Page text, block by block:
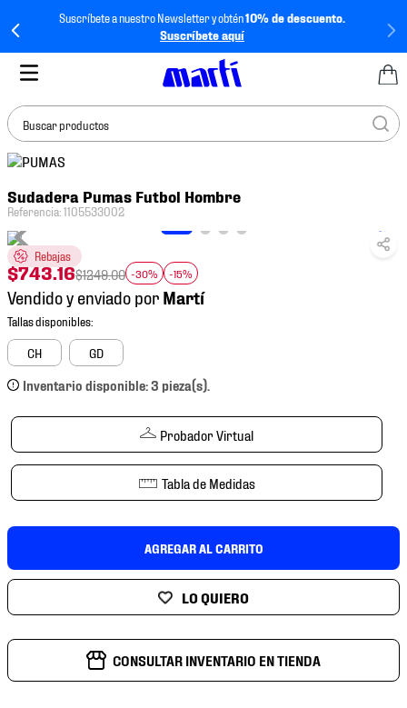
Suscríbete a nuestro Newsletter y obtén10% de descuento.
Suscríbete aquí
Buscar productos
Sudadera Pumas Futbol Hombre
Referencia:1105533002
Rebajas
$743.16$1249.00 -30% -15%
Vendido y enviado por
CH GD
Inventario disponible: 3 pieza(s).
Probador Virtual
Tabla de Medidas
AGREGAR AL CARRITO
CONSULTAR INVENTARIO EN TIENDA
BUSCADOS
2.
tenis hombre
tenis
4.
tenis futbol
.
6.
jersey
7.
mochilas
8.
chivas